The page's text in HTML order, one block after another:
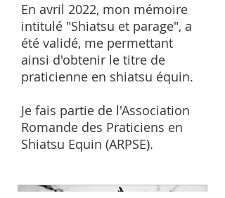
En avril 2022, mon mémoire
intitulé "Shiatsu et parage", a
été validé, me permettant
ainsi d'obtenir le titre de
praticienne en shiatsu équin.
Je fais partie de l'Association
Romande des Praticiens en
Shiatsu Equin (ARPSE).